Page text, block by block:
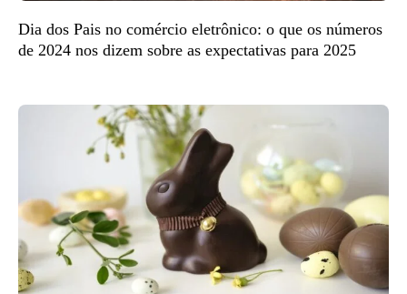
Dia dos Pais no comércio eletrônico: o que os números
de 2024 nos dizem sobre as expectativas para 2025